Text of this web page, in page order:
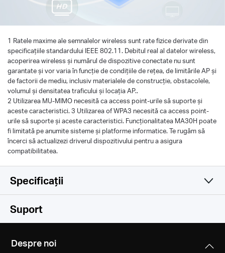
1 Ratele maxime ale semnalelor wireless sunt rate fizice derivate din
specificațiile standardului IEEE 802.11. Debitul real al datelor wireless,
acoperirea wireless și numărul de dispozitive conectate nu sunt
garantate și vor varia în funcție de condițiile de rețea, de limitările AP și
de factorii de mediu, inclusiv materialele de construcție, obstacolele,
volumul și densitatea traficului și locația AP..
2 Utilizarea MU-MIMO necesită ca access point-urile să suporte și
aceste caracteristici. 3 Utilizarea of WPA3 necesită ca access point-
urile să suporte și aceste caracteristici. Funcționalitatea MA30H poate
fi limitată pe anumite sisteme și platforme informatice. Te rugăm să
încerci să actualizezi driverul dispozitivului pentru a asigura
compatibilitatea.
Specificații
Wireless
IEEE 802.11 a/n/ac 5 GHz
Suport
Despre noi